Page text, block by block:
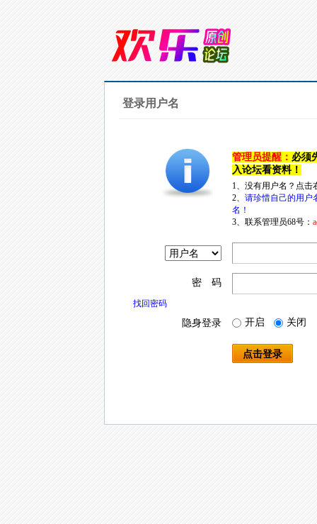
登录用户名
管理员提醒： 必须
入论坛看资料！
1、没有用户名？点
2、 请珍惜自己的用户
名！
3、联系管理员68号：
密 码
找回密码
隐身登录 开启 关闭
点击登录